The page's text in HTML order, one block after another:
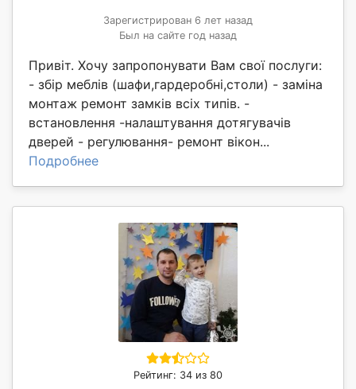
Зарегистрирован 6 лет назад
Был на сайте год назад
Привіт. Хочу запропонувати Вам свої послуги:
- збір меблів (шафи,гардеробні,столи) - заміна
монтаж ремонт замків всіх типів. -
встановлення -налаштування дотягувачів
дверей - регулювання- ремонт вікон...
Подробнее
Рейтинг: 34 из 80